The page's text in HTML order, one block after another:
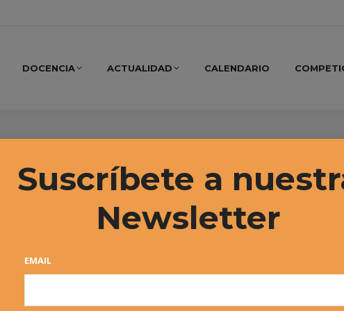
DOCENCIA ACTUALIDAD CALENDARIO
24º CIRCUITO DE TENIS
Suscríbete a
Newsletter
EMAIL